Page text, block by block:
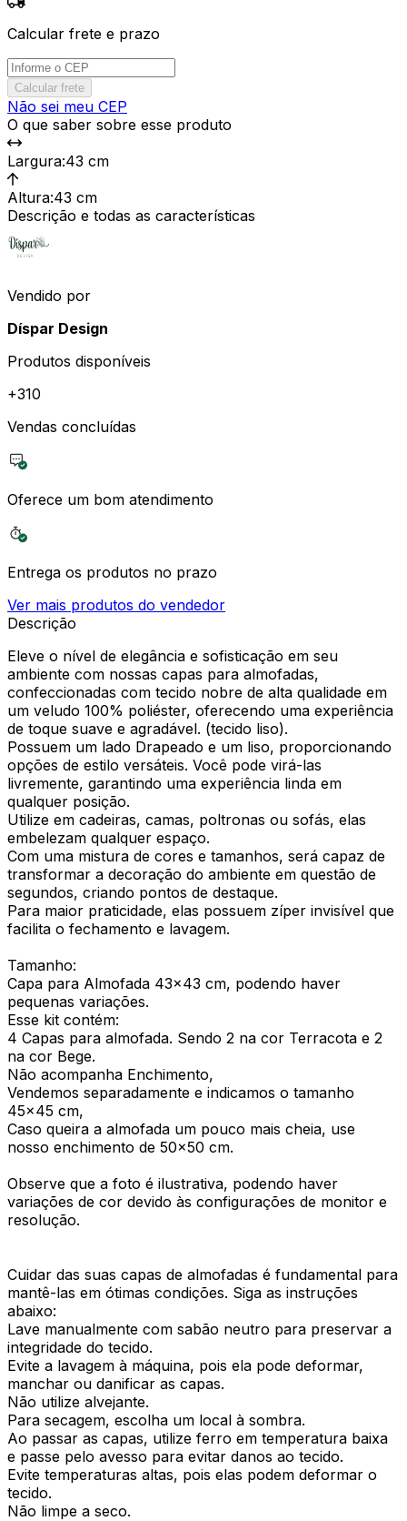
Calcular frete e prazo
Calcular frete
Não sei meu CEP
O que saber sobre esse produto
Largura:43 cm
Altura:43 cm
Descrição e todas as características
Vendido por
Díspar Design
Produtos disponíveis
+310
Vendas concluídas
Oferece um bom atendimento
Entrega os produtos no prazo
Ver mais produtos do vendedor
Descrição
Eleve o nível de elegância e sofisticação em seu
ambiente com nossas capas para almofadas,
confeccionadas com tecido nobre de alta qualidade em
um veludo 100% poliéster, oferecendo uma experiência
de toque suave e agradável. (tecido liso).
Possuem um lado Drapeado e um liso, proporcionando
opções de estilo versáteis. Você pode virá-las
livremente, garantindo uma experiência linda em
qualquer posição.
Utilize em cadeiras, camas, poltronas ou sofás, elas
embelezam qualquer espaço.
Com uma mistura de cores e tamanhos, será capaz de
transformar a decoração do ambiente em questão de
segundos, criando pontos de destaque.
Para maior praticidade, elas possuem zíper invisível que
facilita o fechamento e lavagem.
Tamanho:
Capa para Almofada 43x43 cm, podendo haver
pequenas variações.
Esse kit contém:
4 Capas para almofada. Sendo 2 na cor Terracota e 2
na cor Bege.
Não acompanha Enchimento,
Vendemos separadamente e indicamos o tamanho
45x45 cm,
Caso queira a almofada um pouco mais cheia, use
nosso enchimento de 50x50 cm.
Observe que a foto é ilustrativa, podendo haver
variações de cor devido às configurações de monitor e
resolução.
Cuidar das suas capas de almofadas é fundamental para
mantê-las em ótimas condições. Siga as instruções
abaixo:
Lave manualmente com sabão neutro para preservar a
integridade do tecido.
Evite a lavagem à máquina, pois ela pode deformar,
manchar ou danificar as capas.
Não utilize alvejante.
Para secagem, escolha um local à sombra.
Ao passar as capas, utilize ferro em temperatura baixa
e passe pelo avesso para evitar danos ao tecido.
Evite temperaturas altas, pois elas podem deformar o
tecido.
Não limpe a seco.